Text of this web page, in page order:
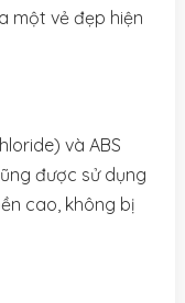
một vẻ đẹp hiện
và ABS
được sử dụng
cao, không bị